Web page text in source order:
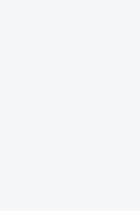
voor de advocatuur.